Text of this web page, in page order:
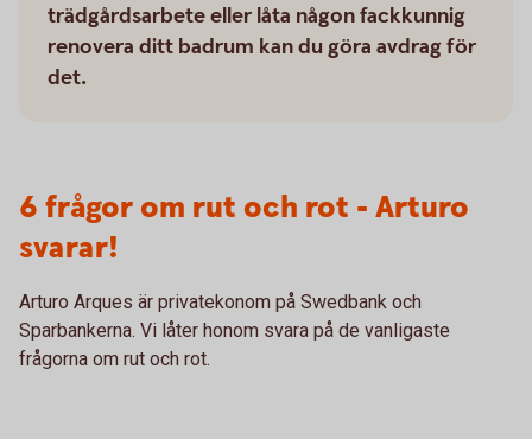
trädgårdsarbete eller låta någon fackkunnig
renovera ditt badrum kan du göra avdrag för
det.
6 frågor om rut och rot - Arturo
svarar!
Arturo Arques är privatekonom på Swedbank och
Sparbankerna. Vi låter honom svara på de vanligaste
frågorna om rut och rot.